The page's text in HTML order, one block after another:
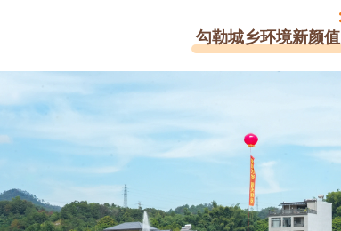
勾勒城乡环境新颜值